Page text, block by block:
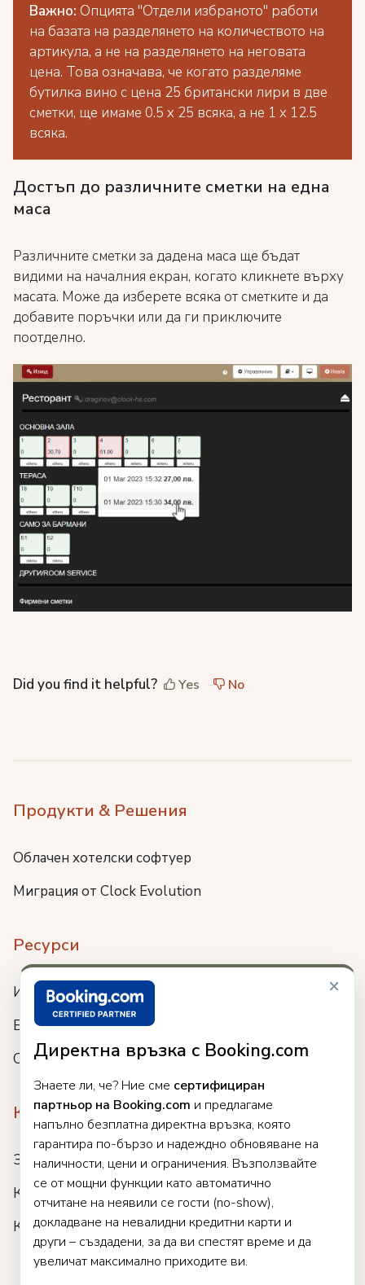
×
Директна връзка с Booking.com
Знаете ли, че? Ние сме сертифициран
партньор на Booking.com и предлагаме
напълно безплатна директна връзка, която
гарантира по-бързо и надеждно обновяване на
наличности, цени и ограничения. Възползвайте
се от мощни функции като автоматично
отчитане на неявили се гости (no-show),
докладване на невалидни кредитни карти и
други – създадени, за да ви спестят време и да
увеличат максимално приходите ви.
Важно: Опцията "Отдели избраното" работи
на базата на разделянето на количеството на
артикула, а не на разделянето на неговата
цена. Това означава, че когато разделяме
бутилка вино с цена 25 британски лири в две
сметки, ще имаме 0.5 x 25 всяка, а не 1 x 12.5
всяка.
Достъп до различните сметки на една
маса
Различните сметки за дадена маса ще бъдат
видими на началния екран, когато кликнете върху
масата. Може да изберете всяка от сметките и да
добавите поръчки или да ги приключите
поотделно.
Did you find it helpful? Yes No
Продукти & Решения
Облачен хотелски софтуер
Миграция от Clock Evolution
Ресурси
Интеграции
Блог
Събития
Компания
За нас
Кариери
Клиенти